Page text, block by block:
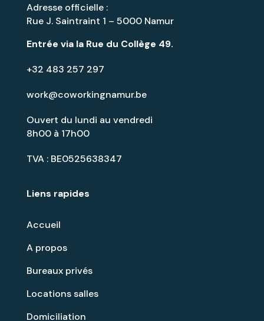
Liens rapides
Accueil
A propos
Bureaux privés
Locations salles
Domiciliation
Adresse officielle :
Rue J. Saintraint 1 – 5000 Namur
Entrée via la Rue du Collège 49.
+32 483 257 297
work@coworkingnamur.be
Ouvert du lundi au vendredi
8h00 à 17h00
TVA : BE0525638347